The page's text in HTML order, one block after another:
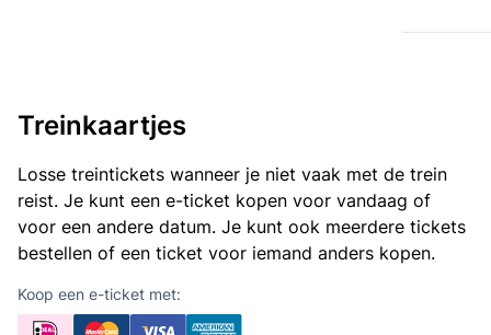
Treinkaartjes
Losse treintickets wanneer je niet vaak met de trein
reist. Je kunt een e-ticket kopen voor vandaag of
voor een andere datum. Je kunt ook meerdere tickets
bestellen of een ticket voor iemand anders kopen.
Koop een e-ticket met: